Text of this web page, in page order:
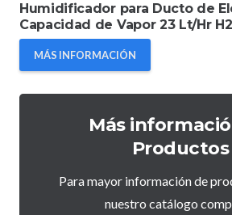
Humidificador para Ducto de
Capacidad de Vapor 23 Lt/Hr
MÁS INFORMACIÓN
Más
Productos
Para mayor información de
nuestro catálogo